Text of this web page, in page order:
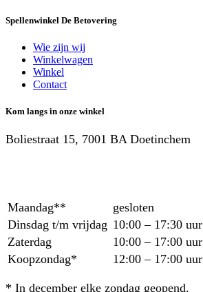
Spellenwinkel De Betover​ing
Wie zijn wij
Winkelwagen
Winkel
Contact
Kom langs in onze winkel
Boliestraat 15, 7001 BA Doetinchem
Maandag**
gesloten
Dinsdag t/m vrijdag 10:00 – 17:30 uur
Zaterdag
10:00 – 17:00 uur
Koopzondag*
12:00 – 17:00 uur
* In december elke zondag geopend.